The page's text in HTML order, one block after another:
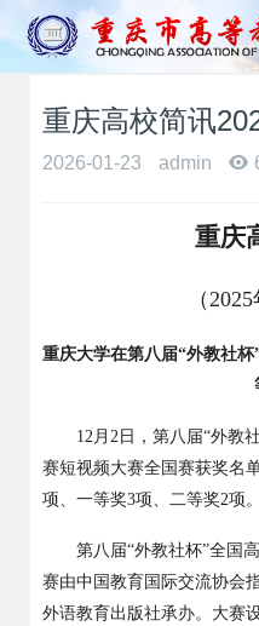
重庆高校简讯
2026-01-23 admin
重庆
（2025
重庆大学在第八届“外教社杯
12月 2 日，第八届“外教
赛短视频大赛全国赛获奖名
项、一等奖3项、二等奖2项。
第八届“外教社杯”全国
赛由中国教育国际交流协会
外语教育出版社承办。大赛